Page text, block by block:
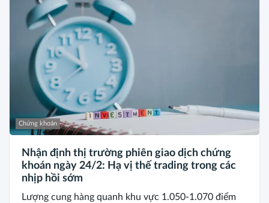
Chứng khoán
Nhận định thị trường phiên giao dịch chứng
khoán ngày 24/2: Hạ vị thế trading trong các
nhịp hồi sớm
Lượng cung hàng quanh khu vực 1.050-1.070 điểm